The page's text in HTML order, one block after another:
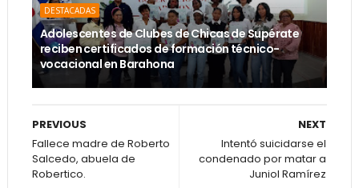
DESTACADAS
Adolescentes de Clubes de Chicas de Supérate
reciben certificados de formación técnico-
vocacional en Barahona
NEXT
Intentó suicidarse el
condenado por matar a
Juniol Ramírez
PREVIOUS
Fallece madre de Roberto
Salcedo, abuela de
Robertico.